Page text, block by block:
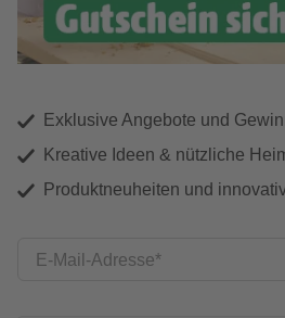
Exklusive Angebote und
Kreative Ideen & nützliche
Produktneuheiten und
E-Mail-Adresse